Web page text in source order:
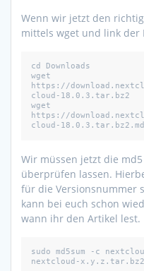
Wenn wir jetzt den
mittels wget und link der
cd Downloads
wget
https://
cloud-18.0.3.tar.bz2
wget
https://
cloud-
Wir müssen jetzt die
überprüfen lassen.
für die Versionsnummer
kann bei euch schon
wann ihr den Artikel lest.
sudo md5sum -c
nextcloud-x.y.z.tar.bz2